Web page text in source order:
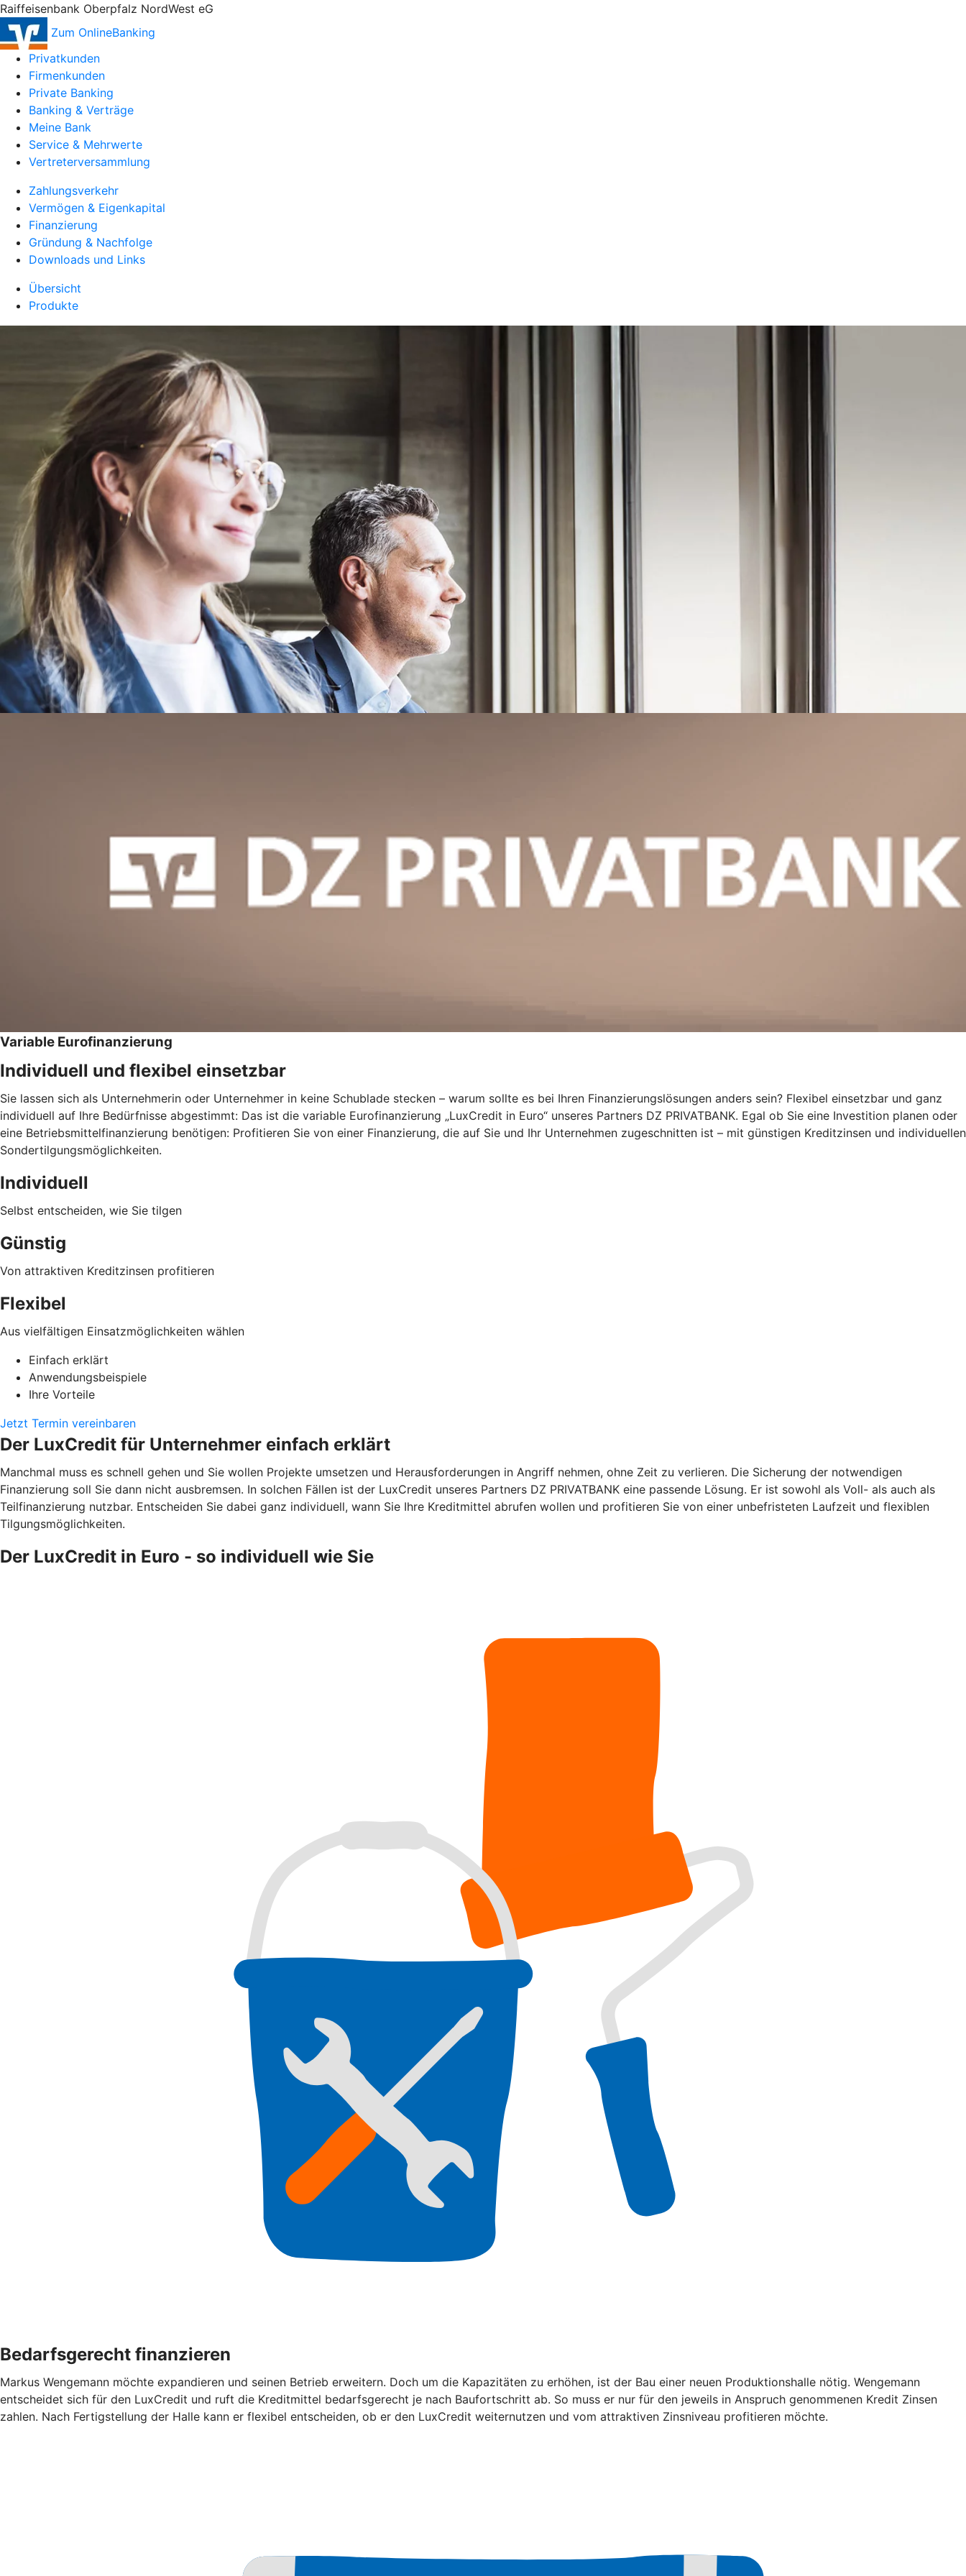
Raiffeisenbank Oberpfalz NordWest eG
Zum OnlineBanking
Privatkunden
Firmenkunden
Private Banking
Banking & Verträge
Meine Bank
Service & Mehrwerte
Vertreterversammlung
Zahlungsverkehr
Vermögen & Eigenkapital
Finanzierung
Gründung & Nachfolge
Downloads und Links
Übersicht
Produkte
Variable Eurofinanzierung
Individuell und flexibel einsetzbar
Sie lassen sich als Unternehmerin oder Unternehmer in keine Schublade stecken – warum sollte es bei Ihren Finanzierungslösungen anders sein? Flexibel einsetzbar und ganz
individuell auf Ihre Bedürfnisse abgestimmt: Das ist die variable Eurofinanzierung „LuxCredit in Euro“ unseres Partners DZ PRIVATBANK. Egal ob Sie eine Investition planen oder
eine Betriebsmittelfinanzierung benötigen: Profitieren Sie von einer Finanzierung, die auf Sie und Ihr Unternehmen zugeschnitten ist – mit günstigen Kreditzinsen und individuellen
Sondertilgungsmöglichkeiten.
Individuell
Selbst entscheiden, wie Sie tilgen
Günstig
Von attraktiven Kreditzinsen profitieren
Flexibel
Aus vielfältigen Einsatzmöglichkeiten wählen
Einfach erklärt
Anwendungsbeispiele
Ihre Vorteile
Jetzt Termin vereinbaren
Der LuxCredit für Unternehmer einfach erklärt
Manchmal muss es schnell gehen und Sie wollen Projekte umsetzen und Herausforderungen in Angriff nehmen, ohne Zeit zu verlieren. Die Sicherung der notwendigen
Finanzierung soll Sie dann nicht ausbremsen. In solchen Fällen ist der LuxCredit unseres Partners DZ PRIVATBANK eine passende Lösung. Er ist sowohl als Voll- als auch als
Teilfinanzierung nutzbar. Entscheiden Sie dabei ganz individuell, wann Sie Ihre Kreditmittel abrufen wollen und profitieren Sie von einer unbefristeten Laufzeit und flexiblen
Tilgungsmöglichkeiten.
Der LuxCredit in Euro - so individuell wie Sie
Bedarfsgerecht finanzieren
Markus Wengemann möchte expandieren und seinen Betrieb erweitern. Doch um die Kapazitäten zu erhöhen, ist der Bau einer neuen Produktionshalle nötig. Wengemann
entscheidet sich für den LuxCredit und ruft die Kreditmittel bedarfsgerecht je nach Baufortschritt ab. So muss er nur für den jeweils in Anspruch genommenen Kredit Zinsen
zahlen. Nach Fertigstellung der Halle kann er flexibel entscheiden, ob er den LuxCredit weiternutzen und vom attraktiven Zinsniveau profitieren möchte.